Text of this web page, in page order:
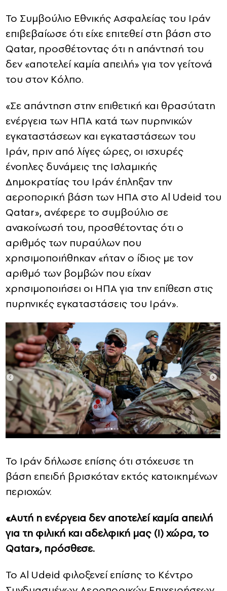
Το Συμβούλιο Εθνικής Ασφαλείας του Ιράν
επιβεβαίωσε ότι είχε επιτεθεί στη βάση στο
Qatar, προσθέτοντας ότι η απάντησή του
δεν «αποτελεί καμία απειλή» για τον γείτονά
του στον Κόλπο.
«Σε απάντηση στην επιθετική και θρασύτατη
ενέργεια των ΗΠΑ κατά των πυρηνικών
εγκαταστάσεων και εγκαταστάσεων του
Ιράν, πριν από λίγες ώρες, οι ισχυρές
ένοπλες δυνάμεις της Ισλαμικής
Δημοκρατίας του Ιράν έπληξαν την
αεροπορική βάση των ΗΠΑ στο Al Udeid του
Qatar», ανέφερε το συμβούλιο σε
ανακοίνωσή του, προσθέτοντας ότι ο
αριθμός των πυραύλων που
χρησιμοποιήθηκαν «ήταν ο ίδιος με τον
αριθμό των βομβών που είχαν
χρησιμοποιήσει οι ΗΠΑ για την επίθεση στις
πυρηνικές εγκαταστάσεις του Ιράν».
Το Ιράν δήλωσε επίσης ότι στόχευσε τη
βάση επειδή βρισκόταν εκτός κατοικημένων
περιοχών.
«Αυτή η ενέργεια δεν αποτελεί καμία απειλή
για τη φιλική και αδελφική μας (!) χώρα, το
Qatar», πρόσθεσε.
Το Al Udeid φιλοξενεί επίσης το Κέντρο